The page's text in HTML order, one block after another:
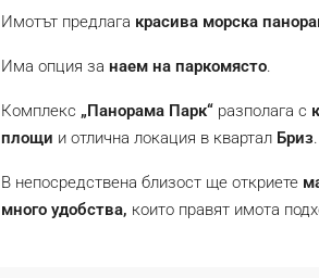
Имотът предлага красива морска
Има опция за наем на паркомясто.
Комплекс „Панорама Парк“ разполага с
площи и отлична локация в квартал Бриз.
В непосредствена близост ще откриете
много удобства, които правят имота